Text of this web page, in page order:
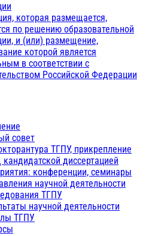
которая размещается,
по решению образовательной
и (или) размещение,
которой является
в соответствии с
Российской Федерации
совет
ТГПУ, прикрепление
диссертацией
конференции, семинары
научной деятельности
ТГПУ
научной деятельности
ТГПУ